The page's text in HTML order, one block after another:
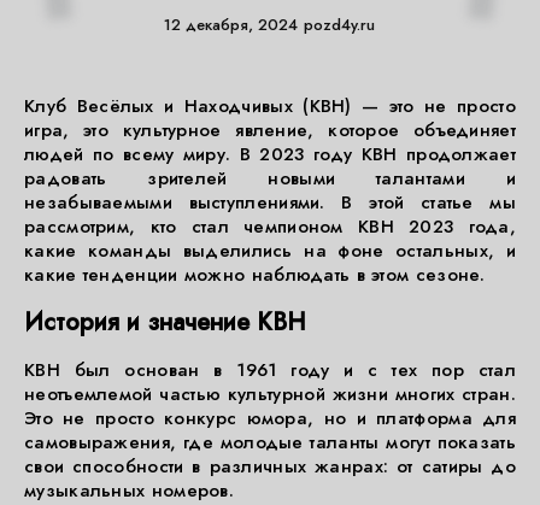
12 декабря, 2024 pozd4y.ru
Клуб Весёлых и Находчивых (КВН) — это не просто
игра, это культурное явление, которое объединяет
людей по всему миру. В 2023 году КВН продолжает
радовать зрителей новыми талантами и
незабываемыми выступлениями. В этой статье мы
рассмотрим, кто стал чемпионом КВН 2023 года,
какие команды выделились на фоне остальных, и
какие тенденции можно наблюдать в этом сезоне.
История и значение КВН
КВН был основан в 1961 году и с тех пор стал
неотъемлемой частью культурной жизни многих стран.
Это не просто конкурс юмора, но и платформа для
самовыражения, где молодые таланты могут показать
свои способности в различных жанрах: от сатиры до
музыкальных номеров.